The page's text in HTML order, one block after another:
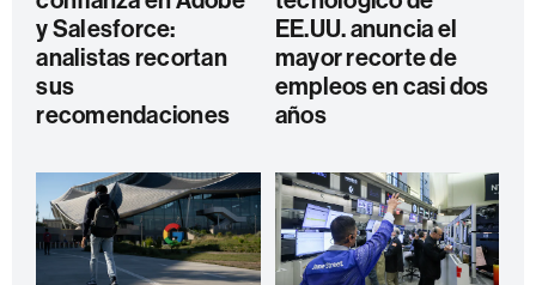
y Salesforce:
analistas recortan
sus
recomendaciones
EE.UU. anuncia el
mayor recorte de
empleos en casi dos
años